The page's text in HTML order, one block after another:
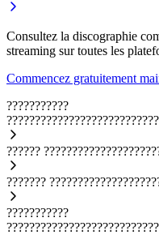
Consultez la discographie
streaming sur toutes les
Commencez gratuitement
???????????
??????
???????
???????????